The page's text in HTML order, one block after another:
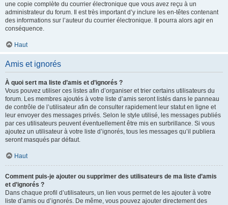
une copie complète du courrier électronique que vous avez reçu à un
administrateur du forum. Il est très important d’y inclure les en-têtes contenant
des informations sur l’auteur du courrier électronique. Il pourra alors agir en
conséquence.
Haut
Amis et ignorés
À quoi sert ma liste d’amis et d’ignorés ?
Vous pouvez utiliser ces listes afin d’organiser et trier certains utilisateurs du
forum. Les membres ajoutés à votre liste d’amis seront listés dans le panneau
de contrôle de l’utilisateur afin de consulter rapidement leur statut en ligne et
leur envoyer des messages privés. Selon le style utilisé, les messages publiés
par ces utilisateurs peuvent éventuellement être mis en surbrillance. Si vous
ajoutez un utilisateur à votre liste d’ignorés, tous les messages qu’il publiera
seront masqués par défaut.
Haut
Comment puis-je ajouter ou supprimer des utilisateurs de ma liste d’amis
et d’ignorés ?
Dans chaque profil d’utilisateurs, un lien vous permet de les ajouter à votre
liste d’amis ou d’ignorés. De même, vous pouvez ajouter directement des